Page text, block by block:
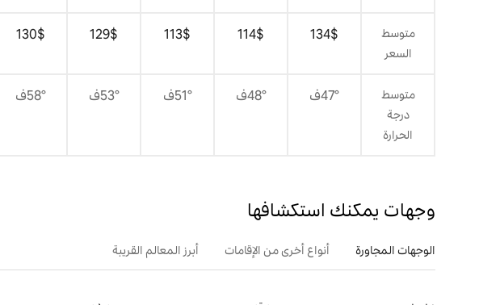
متوسط
السعر
$‏134
$‏114
$‏113
$‏129
$‏130
متوسط
درجة
الحرارة
47°ف 48°ف 51°ف 53°ف 58°ف
وجهات يمكنك استكشافها
الوجهات المجاورة أنواع أخرى من الإقامات أبرز المعالم القريبة